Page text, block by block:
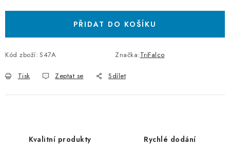
PŘIDAT DO KOŠÍKU
Kód zboží: S47A Značka:TriFalco
Tisk Zeptat se Sdílet
Kvalitní produkty Rychlé dodání